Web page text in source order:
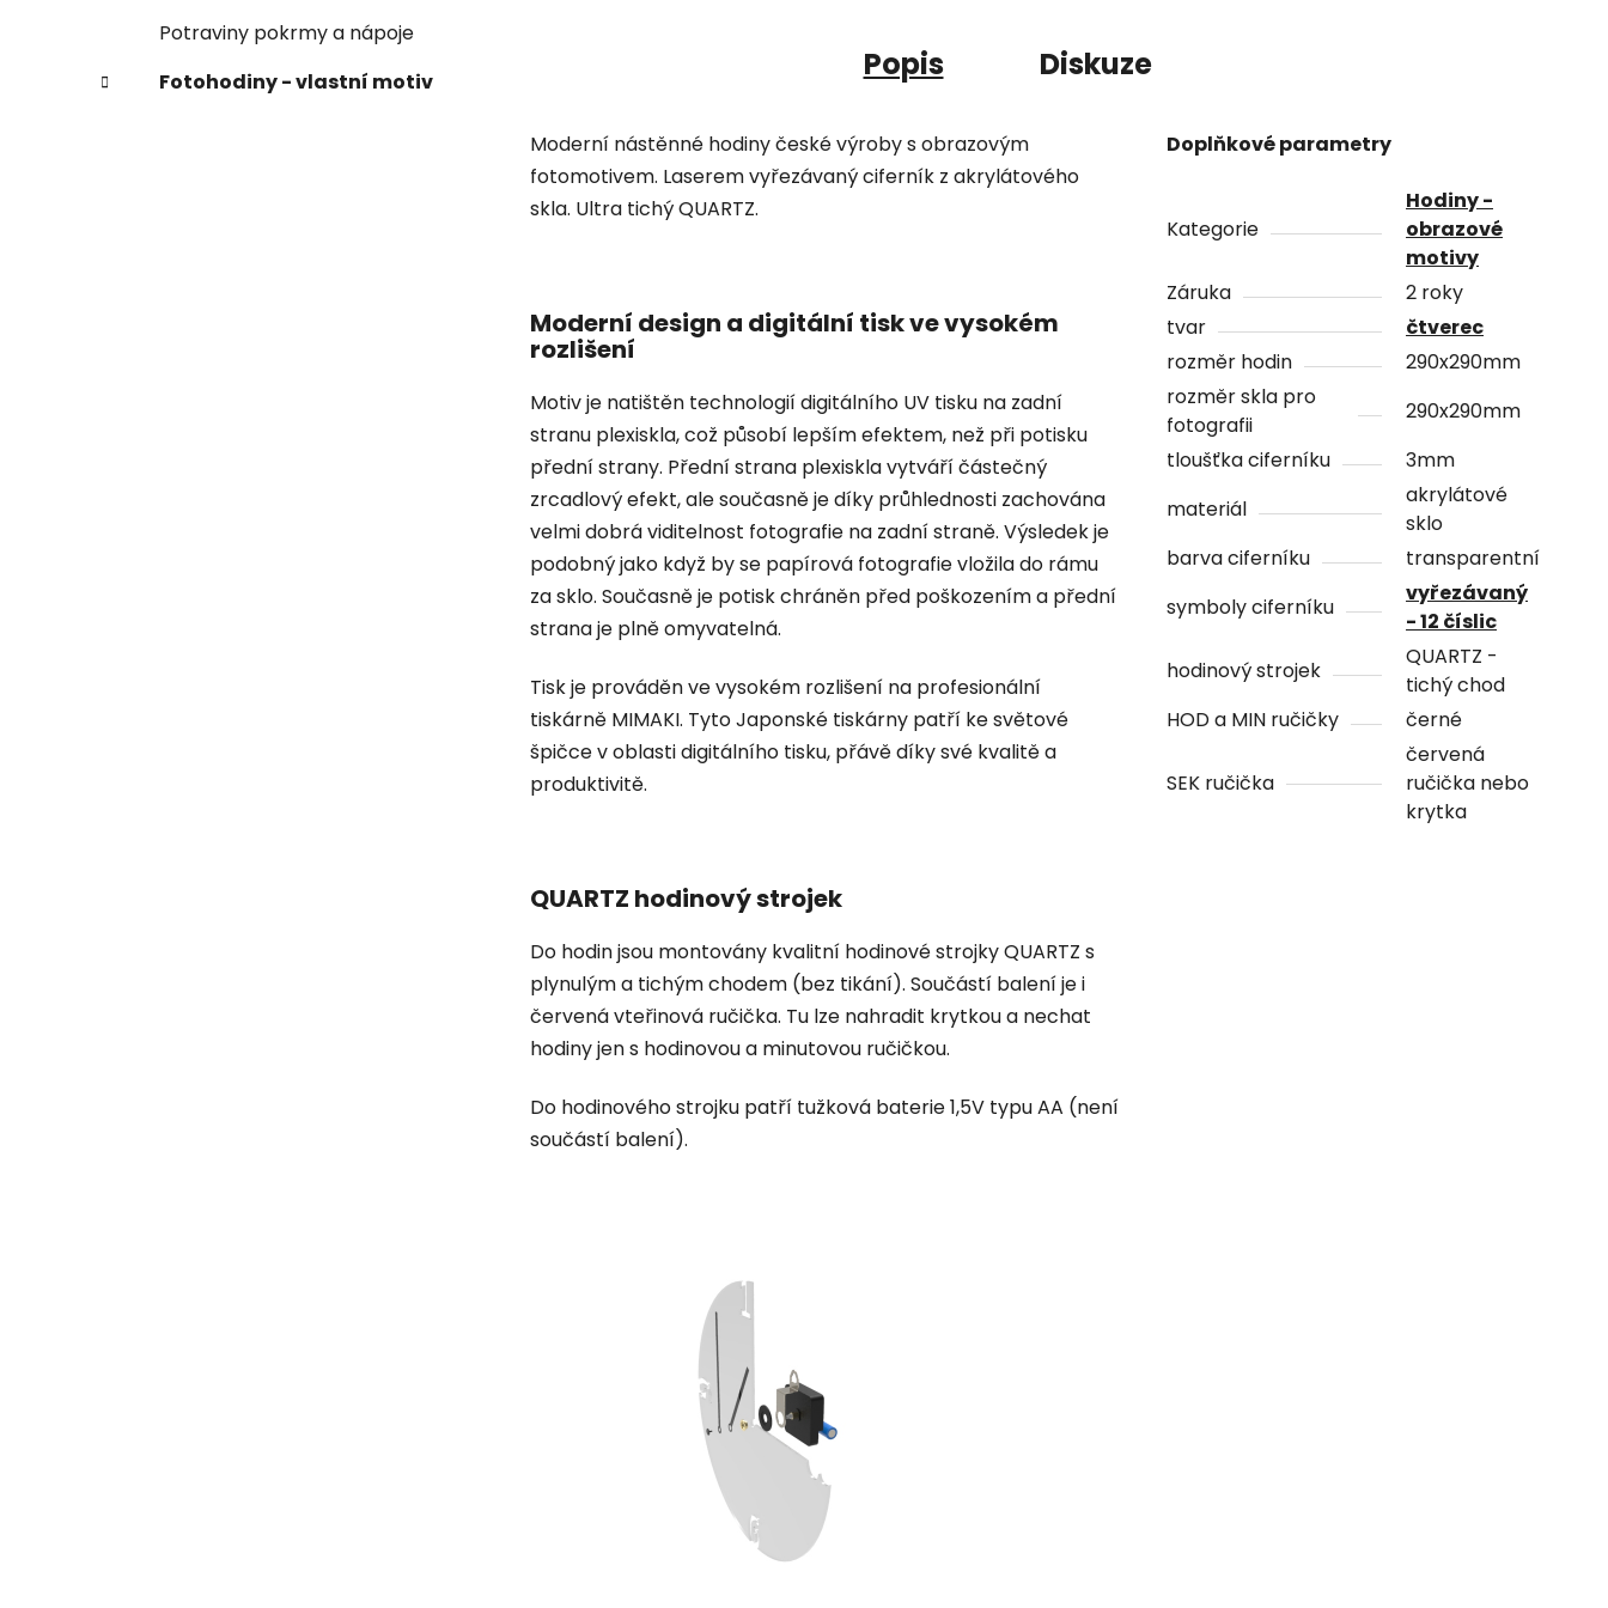
Potraviny pokrmy a nápoje
Fotohodiny - vlastní motiv
Popis Diskuze
Moderní nástěnné hodiny české výroby s obrazovým
fotomotivem. Laserem vyřezávaný ciferník z akrylátového
skla. Ultra tichý QUARTZ.
Moderní design a digitální tisk ve vysokém
rozlišení
Motiv je natištěn technologií digitálního UV tisku na zadní
stranu plexiskla, což působí lepším efektem, než při potisku
přední strany. Přední strana plexiskla vytváří částečný
zrcadlový efekt, ale současně je díky průhlednosti zachována
velmi dobrá viditelnost fotografie na zadní straně. Výsledek je
podobný jako když by se papírová fotografie vložila do rámu
za sklo. Současně je potisk chráněn před poškozením a přední
strana je plně omyvatelná.
Tisk je prováděn ve vysokém rozlišení na profesionální
tiskárně MIMAKI. Tyto Japonské tiskárny patří ke světové
špičce v oblasti digitálního tisku, přávě díky své kvalitě a
produktivitě.
QUARTZ hodinový strojek
Do hodin jsou montovány kvalitní hodinové strojky QUARTZ s
plynulým a tichým chodem (bez tikání). Součástí balení je i
červená vteřinová ručička. Tu lze nahradit krytkou a nechat
hodiny jen s hodinovou a minutovou ručičkou.
Do hodinového strojku patří tužková baterie 1,5V typu AA (není
součástí balení).
Doplňkové parametry
Kategorie
Hodiny -
obrazové
motivy
Záruka
2 roky
tvar
čtverec
rozměr hodin
290x290mm
rozměr skla pro
fotografii
290x290mm
tloušťka ciferníku
3mm
materiál
akrylátové
sklo
barva ciferníku
transparentní
symboly ciferníku
vyřezávaný
- 12 číslic
hodinový strojek
QUARTZ -
tichý chod
HOD a MIN ručičky
černé
SEK ručička
červená
ručička nebo
krytka